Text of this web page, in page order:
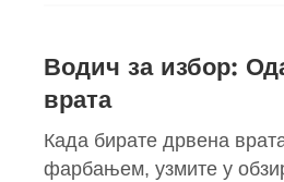
Водич за избор:
врата
Када бирате дрвена
фарбањем, узмите у